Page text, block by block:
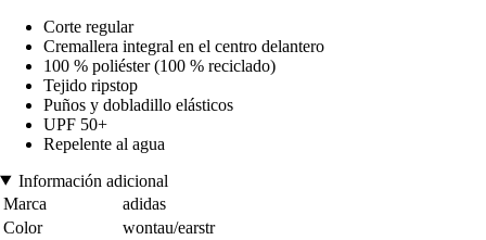
Corte regular
Cremallera integral en el centro delantero
100 % poliéster (100 % reciclado)
Tejido ripstop
Puños y dobladillo elásticos
UPF 50+
Repelente al agua
Información adicional
Marca
adidas
Color
wontau/earstr